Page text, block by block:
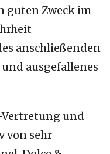
guten Zweck im
anschließenden
ausgefallenes
Vertretung und
von sehr